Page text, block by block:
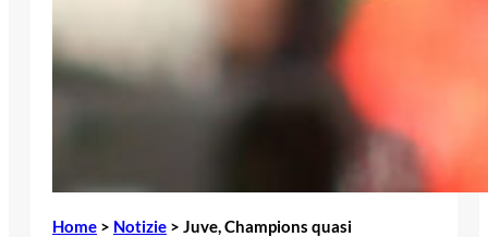
Home > Notizie > Juve, Champions quasi